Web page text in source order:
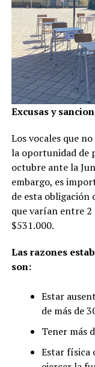
Excusas y
Los vocales que
la oportunidad de
octubre ante la
embargo, es
de esta obligación
que varían entre 2
$531.000.
Las razones
son:
Estar
de más de
Tener más
Estar física